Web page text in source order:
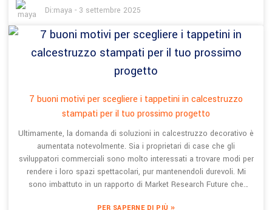
questo: ottenere l'aspetto perfetto assicurandosi al contempo che
sia durevole ed ecologico non è un compito semplice. Richiede
un'attenta pianificazione e scelte intelligenti. È qui che entrano in
gioco aziende come Shanghai BES Industrial Development. Sono
presenti dal 2008 e sono le persone a cui rivolgersi se si hanno
bisogno di soluzioni per la pavimentazione, come il calcestruzzo
passione per le idee innovative, BES si impegna a guidare i clienti
attraverso le parti più difficili della progettazione di pavimenti con
stampa a caldo. Il loro obiettivo? Creare spazi che non siano solo
belli da vedere, ma anche resistenti e rispettosi dell'ambiente.
Di:maya - 3 settembre 2025
7 buoni motivi per scegliere i tappetini in calcestruzzo
stampati per il tuo prossimo progetto
Ultimamente, la domanda di soluzioni in calcestruzzo decorativo è
aumentata notevolmente. Sia i proprietari di case che gli
sviluppatori commerciali sono molto interessati a trovare modi per
rendere i loro spazi spettacolari, pur mantenendoli durevoli. Mi
sono imbattuto in un rapporto di Market Research Future che
PER SAPERNE DI PIÙ »